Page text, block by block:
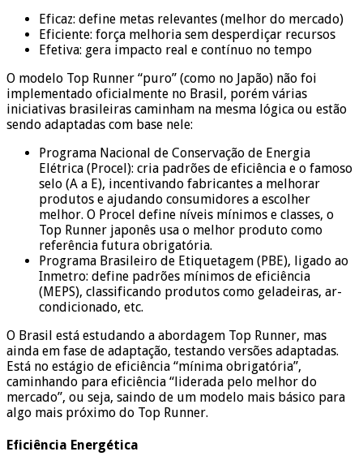
Eficaz: define metas relevantes (melhor do mercado)
Eficiente: força melhoria sem desperdiçar recursos
Efetiva: gera impacto real e contínuo no tempo
O modelo Top Runner “puro” (como no Japão) não foi
implementado oficialmente no Brasil, porém várias
iniciativas brasileiras caminham na mesma lógica ou estão
sendo adaptadas com base nele:
Programa Nacional de Conservação de Energia
Elétrica (Procel): cria padrões de eficiência e o famoso
selo (A a E), incentivando fabricantes a melhorar
produtos e ajudando consumidores a escolher
melhor. O Procel define níveis mínimos e classes, o
Top Runner japonês usa o melhor produto como
referência futura obrigatória.
Programa Brasileiro de Etiquetagem (PBE), ligado ao
Inmetro: define padrões mínimos de eficiência
(MEPS), classificando produtos como geladeiras, ar-
condicionado, etc.
O Brasil está estudando a abordagem Top Runner, mas
ainda em fase de adaptação, testando versões adaptadas.
Está no estágio de eficiência “mínima obrigatória”,
caminhando para eficiência “liderada pelo melhor do
mercado”, ou seja, saindo de um modelo mais básico para
algo mais próximo do Top Runner.
Eficiência Energética